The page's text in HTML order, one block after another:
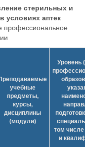
стерильных и
условиях аптек
профессиональное
учебные
предметы,
курсы,
дисциплины
(модули)
Уровень
том числе
и